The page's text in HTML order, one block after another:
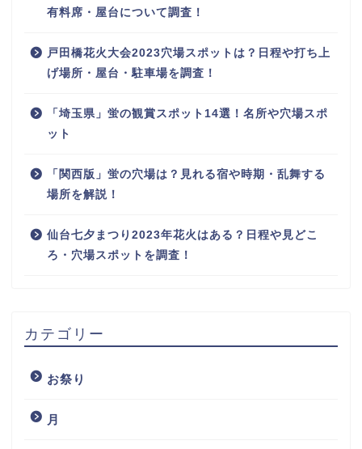
有料席・屋台について調査！
戸田橋花火大会2023穴場スポットは？日程や打ち上
げ場所・屋台・駐車場を調査！
「埼玉県」蛍の観賞スポット14選！名所や穴場スポ
ット
「関西版」蛍の穴場は？見れる宿や時期・乱舞する
場所を解説！
仙台七夕まつり2023年花火はある？日程や見どこ
ろ・穴場スポットを調査！
カテゴリー
お祭り
月